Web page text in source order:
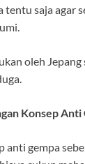
tentu saja agar
oleh
Konsep Anti
anti gempa